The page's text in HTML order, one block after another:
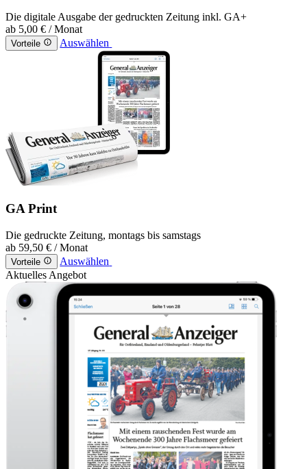
Die digitale Ausgabe der gedruckten Zeitung inkl. GA+
ab 5,00 € / Monat
Vorteile Auswählen
GA Print
Die gedruckte Zeitung, montags bis samstags
ab 59,50 € / Monat
Vorteile
Auswählen
Aktuelles Angebot